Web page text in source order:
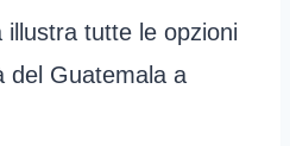
illustra tutte le opzioni
del Guatemala a